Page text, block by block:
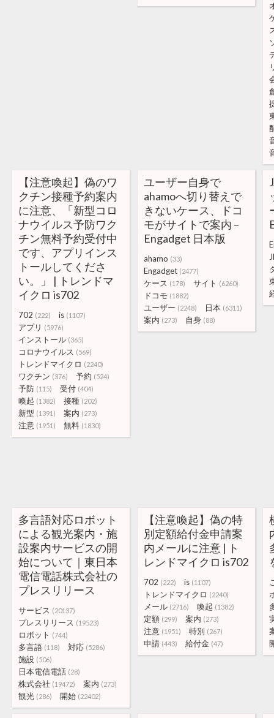
【注意喚起】偽のワ
クチン接種予約案内
に注意、「新型コロ
ナウイルス予防ワク
チン無料予約受付中
です、アプリインス
トールしてくださ
い。」 | トレンドマ
イクロ is702
702 (222) is (1107)
アプリ (5976)
インストール (365)
コロナウイルス (569)
トレンドマイクロ (2240)
ワクチン (376) 予約 (524)
予防 (115) 受付 (404)
喚起 (1382) 接種 (202)
新型 (1391) 案内 (273)
注意 (1951) 無料 (1830)
ユーザー自身で
ahamoへ切り替えで
きないケース、ドコ
モがサイトで案内 –
Engadget 日本版
ahamo (33)
Engadget (2477)
ケース (178) サイト (6260)
ドコモ (1882)
ユーザー (2248) 日本 (6311)
案内 (273) 自身 (88)
多言語対応ロボット
による観光案内・施
設案内サービスの開
始について｜東日本
電信電話株式会社の
プレスリリース
サービス (20137)
プレスリリース (19523)
ロボット (744)
多言語 (118) 対応 (5286)
施設 (506)
日本電信電話 (28)
株式会社 (19472) 案内 (273)
観光 (286) 開始 (22402)
【注意喚起】偽の特
別定額給付金申請案
内メールに注意 | ト
レンドマイクロ is702
702 (222) is (1107)
トレンドマイクロ (2240)
メール (2716) 喚起 (1382)
定額 (299) 案内 (273)
注意 (1951) 特別 (267)
申請 (443) 給付金 (47)